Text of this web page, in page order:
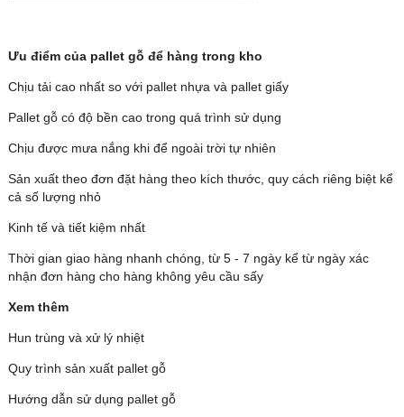
Ưu điểm của pallet gỗ để hàng trong kho
Chịu tải cao nhất so với pallet nhựa và pallet giấy
Pallet gỗ có độ bền cao trong quá trình sử dụng
Chịu được mưa nắng khi để ngoài trời tự nhiên
Sản xuất theo đơn đặt hàng theo kích thước, quy cách riêng biệt kể
cả số lượng nhỏ
Kinh tế và tiết kiệm nhất
Thời gian giao hàng nhanh chóng, từ 5 - 7 ngày kể từ ngày xác
nhận đơn hàng cho hàng không yêu cầu sấy
Xem thêm
Hun trùng và xử lý nhiệt
Quy trình sản xuất pallet gỗ
Hướng dẫn sử dụng pallet gỗ